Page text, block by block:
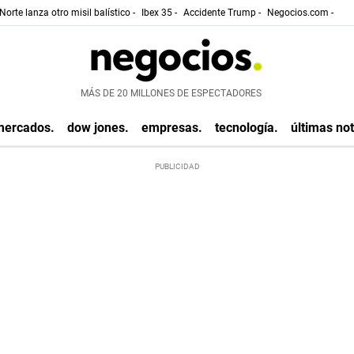
lanza otro misil balístico - Ibex 35 - Accidente Trump - Negocios.com -
MÁS DE 20 MILLONES DE ESPECTADORES
dow jones. empresas. tecnología. últimas